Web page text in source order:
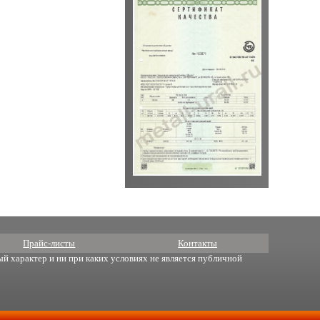
Прайс-листы Контакты
характер и ни при каких условиях не является публичной